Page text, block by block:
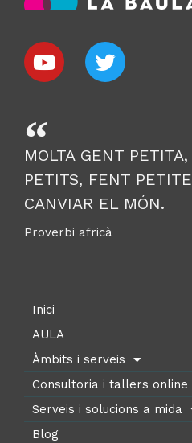
MOLTA GENT
PETITS, FENT
CANVIAR EL MÓN.
Proverbi africà
Inici
AULA
Àmbits i serveis
Consultoria i tallers online
Serveis i solucions a mida
Blog